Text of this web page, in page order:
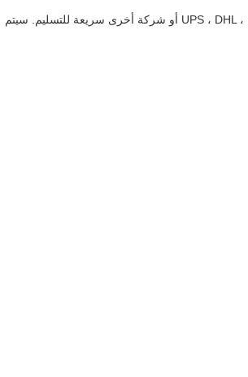
نحن نقدم عينات لاختبار صنعك ، يمكنك اختيار UPS ، DHL ، EMS ، FEDEX ، TNT أو شركة أخرى سريعة للتسليم. سيتم